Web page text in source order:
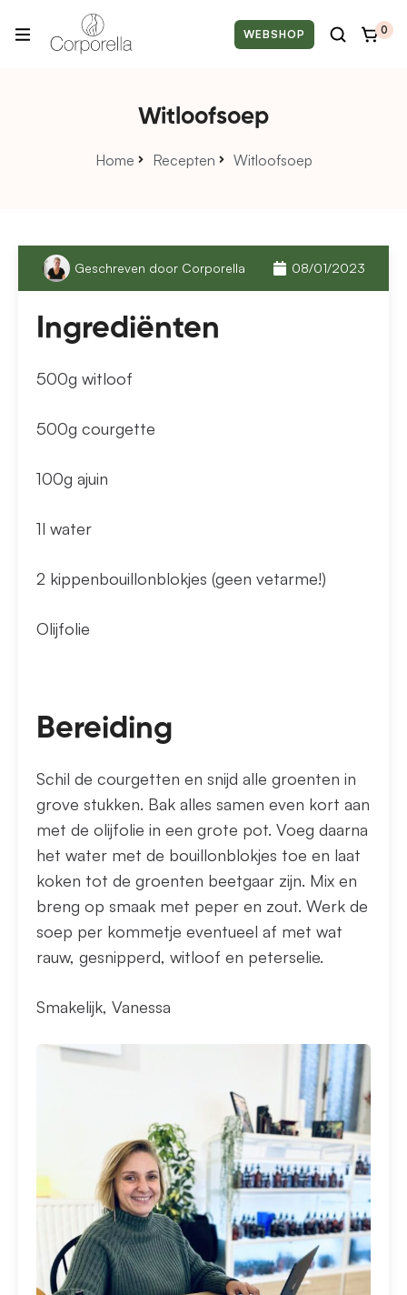
WEBSHOP 0
Witloofsoep
Home Recepten Witloofsoep
Geschreven door Corporella 08/01/2023
Ingrediënten
500g witloof
500g courgette
100g ajuin
1l water
2 kippenbouillonblokjes (geen vetarme!)
Olijfolie
Bereiding
Schil de courgetten en snijd alle groenten in
grove stukken. Bak alles samen even kort aan
met de olijfolie in een grote pot. Voeg daarna
het water met de bouillonblokjes toe en laat
koken tot de groenten beetgaar zijn. Mix en
breng op smaak met peper en zout. Werk de
soep per kommetje eventueel af met wat
rauw, gesnipperd, witloof en peterselie.
Smakelijk, Vanessa